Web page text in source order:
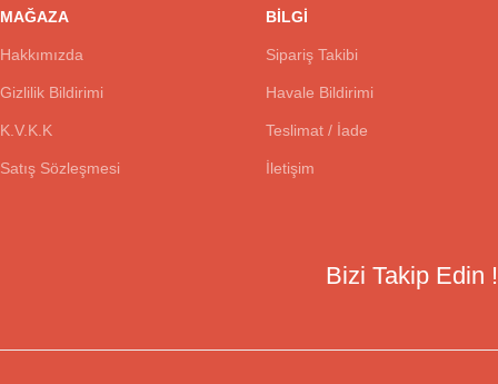
MAĞAZA
Hakkımızda
Gizlilik Bildirimi
K.V.K.K
Satış Sözleşmesi
BİLGİ
Sipariş Takibi
Havale Bildirimi
Teslimat / İade
İletişim
Bizi Takip Edin !